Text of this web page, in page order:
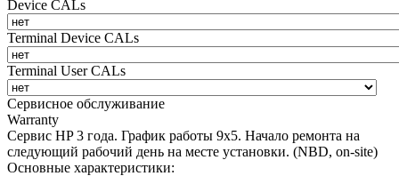
Device CALs
Terminal Device CALs
Terminal User CALs
Сервисное обслуживание
Warranty
Сервис HP 3 года. График работы 9х5. Начало ремонта на
следующий рабочий день на месте установки. (NBD, on-site)
Основные характеристики: